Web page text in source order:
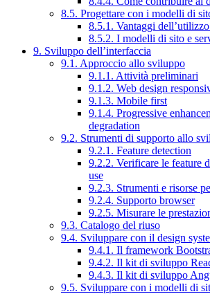
8.5. Progettare con i modelli di
8.5.1. Vantaggi
8.5.2. I modelli di sito e
9. Sviluppo dell’interfaccia
9.1. Approccio allo sviluppo
9.1.1. Attività preliminari
9.1.2. Web design
9.1.3. Mobile first
9.1.4. Progressive
degradation
9.2. Strumenti di supporto allo
9.2.1. Feature detection
9.2.2. Verificare le feature
use
9.2.3. Strumenti e risorse
9.2.4. Supporto browser
9.2.5. Misurare le
9.3. Catalogo del riuso
9.4. Sviluppare con il design
9.4.1. Il framework
9.4.2. Il kit di sviluppo
9.4.3. Il kit di sviluppo
9.5. Sviluppare con i modelli di